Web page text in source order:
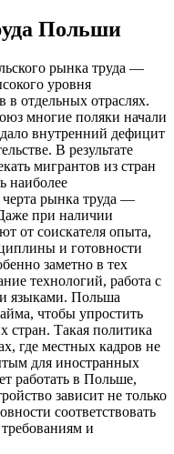
Польши
рынка труда —
уровня
в отдельных отраслях.
многие поляки начали
внутренний дефицит
В результате
мигрантов из стран
наиболее
рынка труда —
при наличии
от соискателя опыта,
и готовности
заметно в тех
технологий, работа с
языками. Польша
чтобы упростить
стран. Такая политика
где местных кадров не
для иностранных
работать в Польше,
зависит не только
соответствовать
и